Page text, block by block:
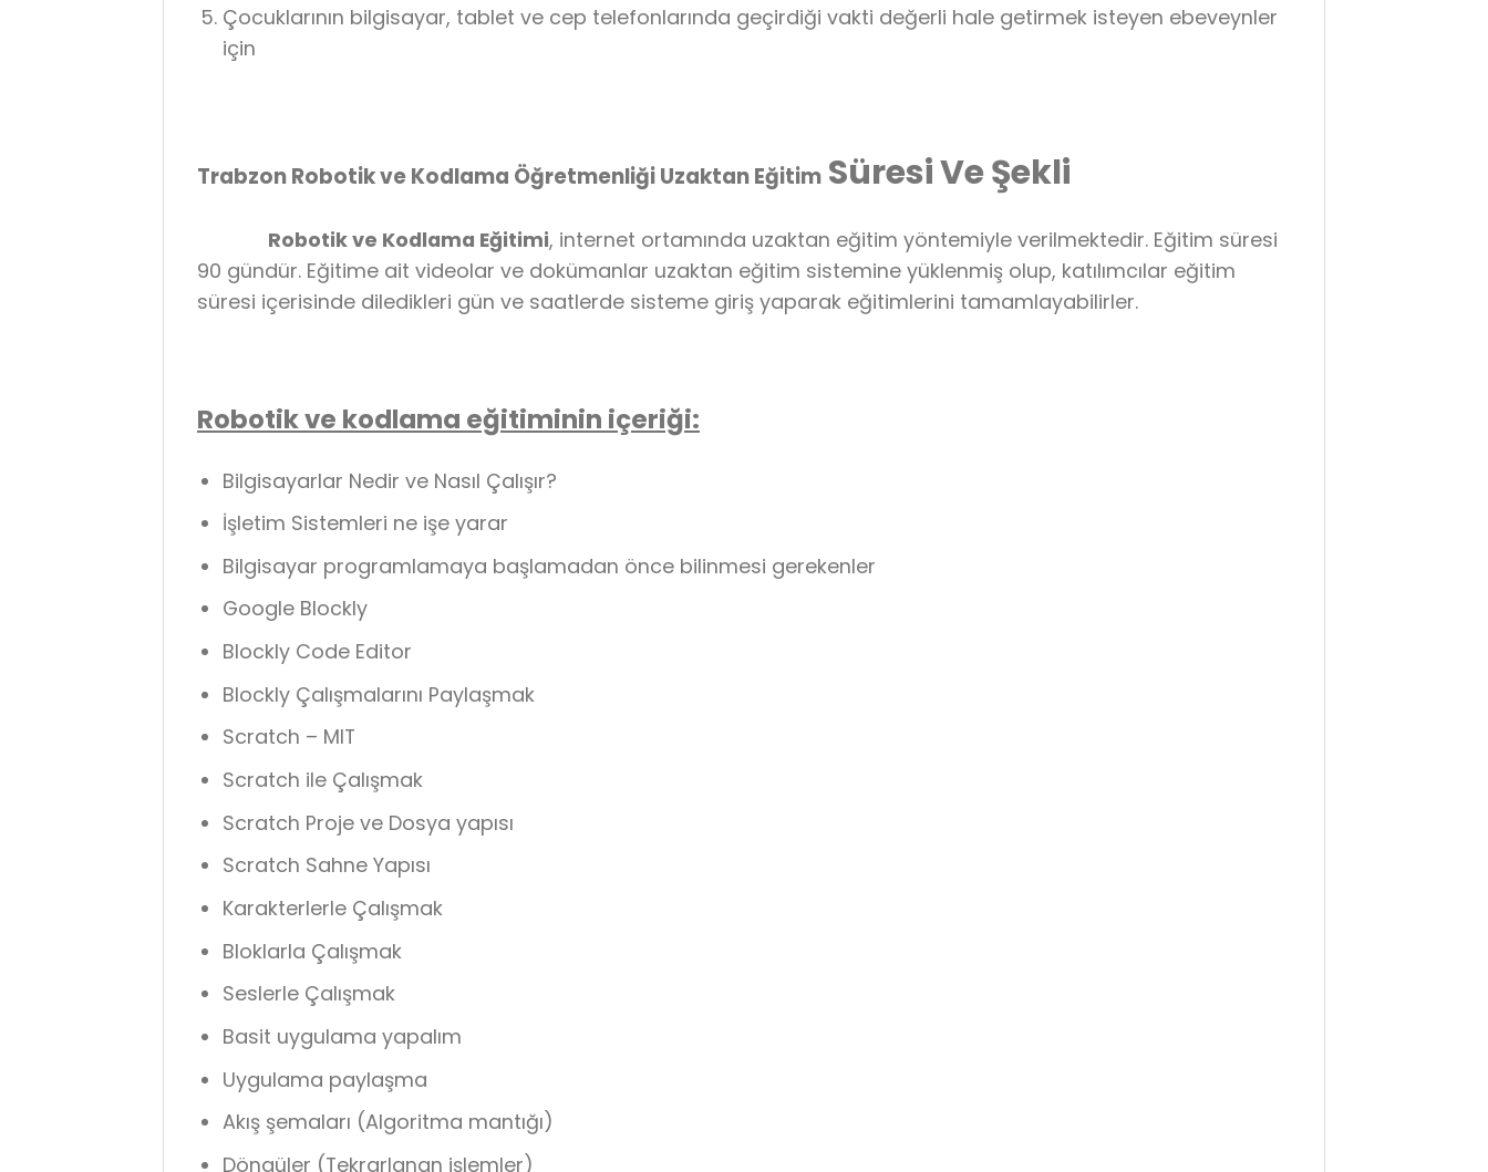
Çocuklarının bilgisayar, tablet ve cep telefonlarında geçirdiği vakti değerli hale getirmek isteyen ebeveynler
için
Trabzon Robotik ve Kodlama Öğretmenliği Uzaktan Eğitim Süresi Ve Şekli
Robotik ve Kodlama Eğitimi, internet ortamında uzaktan eğitim yöntemiyle verilmektedir. Eğitim süresi
90 gündür. Eğitime ait videolar ve dokümanlar uzaktan eğitim sistemine yüklenmiş olup, katılımcılar eğitim
süresi içerisinde diledikleri gün ve saatlerde sisteme giriş yaparak eğitimlerini tamamlayabilirler.
Robotik ve kodlama eğitiminin içeriği:
Bilgisayarlar Nedir ve Nasıl Çalışır?
İşletim Sistemleri ne işe yarar
Bilgisayar programlamaya başlamadan önce bilinmesi gerekenler
Google Blockly
Blockly Code Editor
Blockly Çalışmalarını Paylaşmak
Scratch – MIT
Scratch ile Çalışmak
Scratch Proje ve Dosya yapısı
Scratch Sahne Yapısı
Karakterlerle Çalışmak
Bloklarla Çalışmak
Seslerle Çalışmak
Basit uygulama yapalım
Uygulama paylaşma
Akış şemaları (Algoritma mantığı)
Döngüler (Tekrarlanan işlemler)